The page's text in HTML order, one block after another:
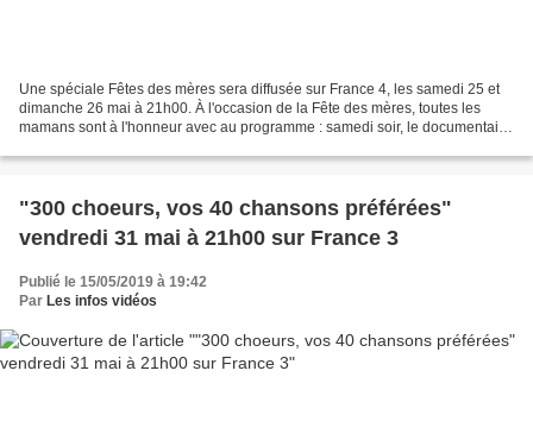
Une spéciale Fêtes des mères sera diffusée sur France 4, les samedi 25 et
dimanche 26 mai à 21h00. À l'occasion de la Fête des mères, toutes les
mamans sont à l'honneur avec au programme : samedi soir, le documentaire
"300 choeurs, vos 40 chansons préférées"
vendredi 31 mai à 21h00 sur France 3
Publié le 15/05/2019 à 19:42
Par Les infos vidéos